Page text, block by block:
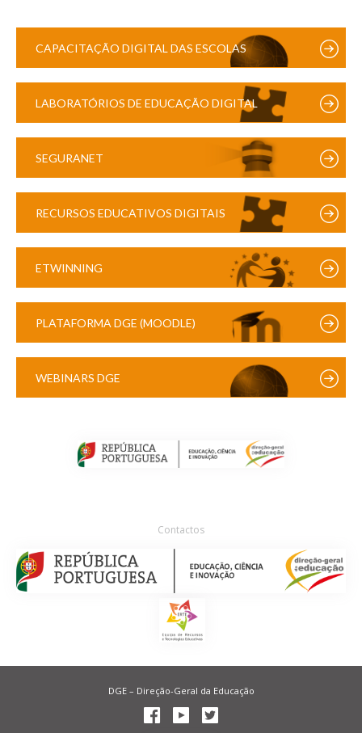
CAPACITAÇÃO DIGITAL DAS ESCOLAS
LABORATÓRIOS DE EDUCAÇÃO DIGITAL
SEGURANET
RECURSOS EDUCATIVOS DIGITAIS
ETWINNING
PLATAFORMA DGE (MOODLE)
WEBINARS DGE
Contactos
DGE – Direção-Geral da Educação